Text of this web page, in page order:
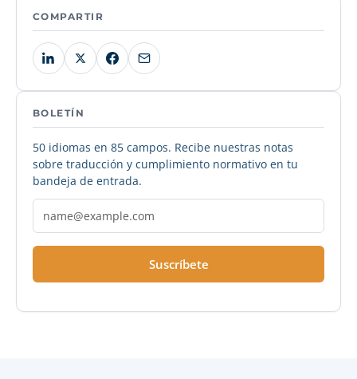
COMPARTIR
BOLETÍN
50 idiomas en 85 campos. Recibe nuestras notas
sobre traducción y cumplimiento normativo en tu
bandeja de entrada.
Suscríbete